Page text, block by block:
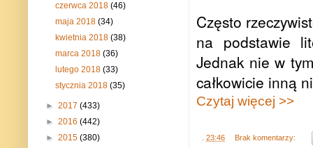
Często
na podstawie
Jednak nie w
całkowicie inną
Czytaj więcej >>
23:46 Brak komentarzy:
czerwca 2018(46)
maja 2018(34)
kwietnia 2018(38)
marca 2018(36)
lutego 2018(33)
stycznia 2018(35)
► 2017 (433)
► 2016 (442)
► 2015 (380)